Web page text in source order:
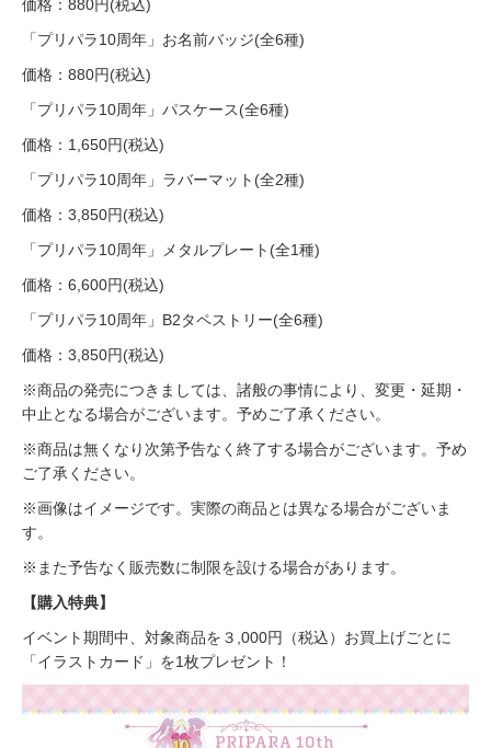
価格：880円(税込)
「プリパラ10周年」お名前バッジ(全6種)
価格：880円(税込)
「プリパラ10周年」パスケース(全6種)
価格：1,650円(税込)
「プリパラ10周年」ラバーマット(全2種)
価格：3,850円(税込)
「プリパラ10周年」メタルプレート(全1種)
価格：6,600円(税込)
「プリパラ10周年」B2タペストリー(全6種)
価格：3,850円(税込)
※商品の発売につきましては、諸般の事情により、変更・延期・
中止となる場合がございます。予めご了承ください。
※商品は無くなり次第予告なく終了する場合がございます。予め
ご了承ください。
※画像はイメージです。実際の商品とは異なる場合がございま
す。
※また予告なく販売数に制限を設ける場合があります。
【購入特典】
イベント期間中、対象商品を３,000円（税込）お買上げごとに
「イラストカード」を1枚プレゼント！